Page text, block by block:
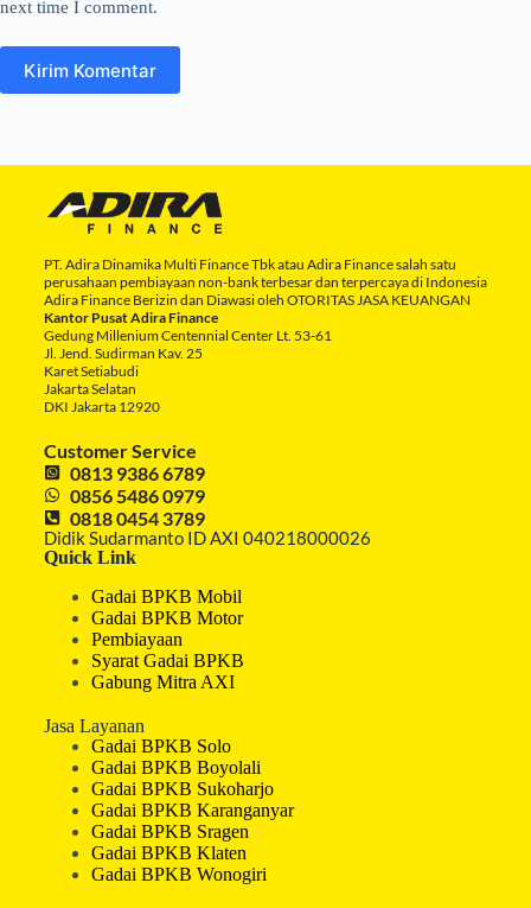
next time I comment.
Kirim Komentar
PT. Adira Dinamika Multi Finance Tbk atau Adira Finance salah satu
perusahaan pembiayaan non-bank terbesar dan terpercaya di Indonesia
Adira Finance Berizin dan Diawasi oleh OTORITAS JASA KEUANGAN
Kantor Pusat Adira Finance
Gedung Millenium Centennial Center Lt. 53-61
Jl. Jend. Sudirman Kav. 25
Karet Setiabudi
Jakarta Selatan
DKI Jakarta 12920
Customer Service
0813 9386 6789
0856 5486 0979
0818 0454 3789
Didik Sudarmanto ID AXI 040218000026
Quick Link
Gadai BPKB Mobil
Gadai BPKB Motor
Pembiayaan
Syarat Gadai BPKB
Gabung Mitra AXI
Jasa Layanan
Gadai BPKB Solo
Gadai BPKB Boyolali
Gadai BPKB Sukoharjo
Gadai BPKB Karanganyar
Gadai BPKB Sragen
Gadai BPKB Klaten
Gadai BPKB Wonogiri